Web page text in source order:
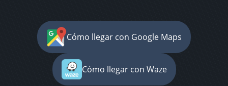
Cómo llegar con Google Maps
Cómo llegar con Waze